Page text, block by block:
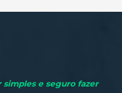
simples e seguro fazer